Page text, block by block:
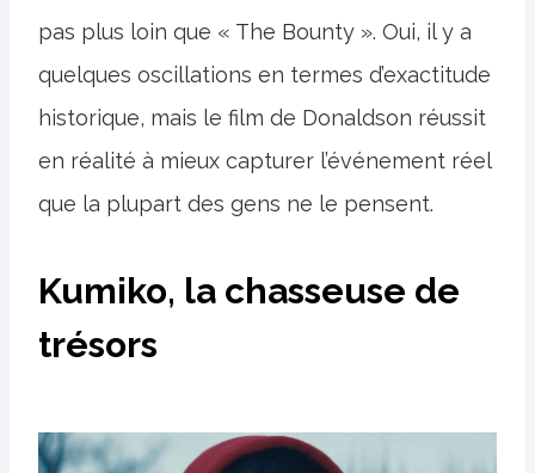
pas plus loin que « The Bounty ». Oui, il y a
quelques oscillations en termes d’exactitude
historique, mais le film de Donaldson réussit
en réalité à mieux capturer l’événement réel
que la plupart des gens ne le pensent.
Kumiko, la chasseuse de
trésors